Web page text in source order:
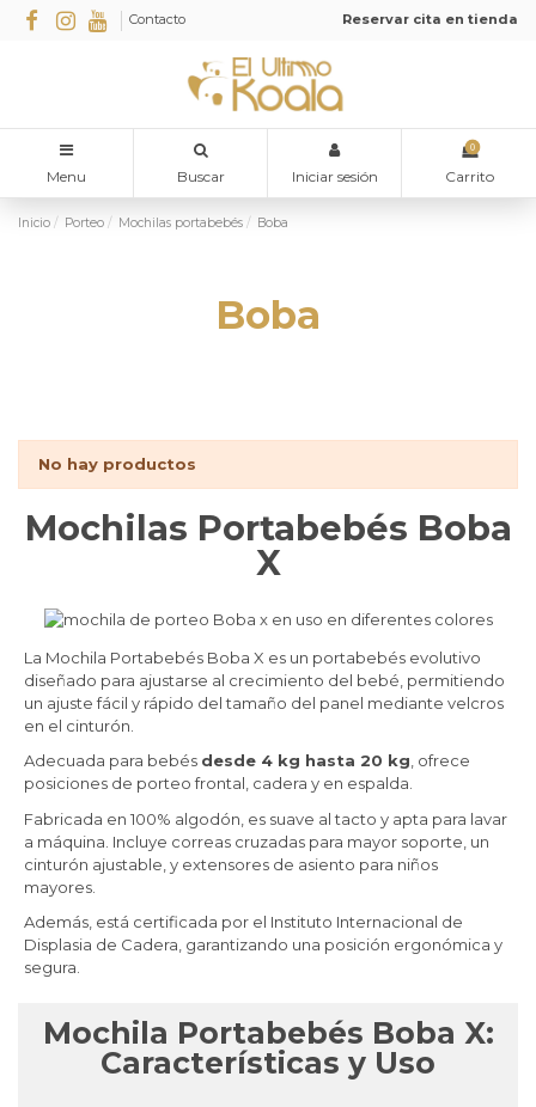
Contacto Reservar cita en tienda
Menu Buscar Iniciar sesión
0
Carrito
Inicio Porteo Mochilas portabebés Boba
Boba
No hay productos
Mochilas Portabebés Boba
X
La Mochila Portabebés Boba X es un portabebés evolutivo
diseñado para ajustarse al crecimiento del bebé, permitiendo
un ajuste fácil y rápido del tamaño del panel mediante velcros
en el cinturón.
Adecuada para bebés desde 4 kg hasta 20 kg, ofrece
posiciones de porteo frontal, cadera y en espalda.
Fabricada en 100% algodón, es suave al tacto y apta para lavar
a máquina. Incluye correas cruzadas para mayor soporte, un
cinturón ajustable, y extensores de asiento para niños
mayores.
Además, está certificada por el Instituto Internacional de
Displasia de Cadera, garantizando una posición ergonómica y
segura.
Mochila Portabebés Boba X:
Características y Uso